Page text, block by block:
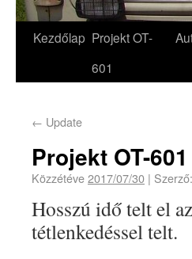
Kezdőlap Projekt OT-
601
← Update
Projekt OT-
Közzétéve2017/07/30 | Szerző:
Hosszú idő telt el
tétlenkedéssel telt.